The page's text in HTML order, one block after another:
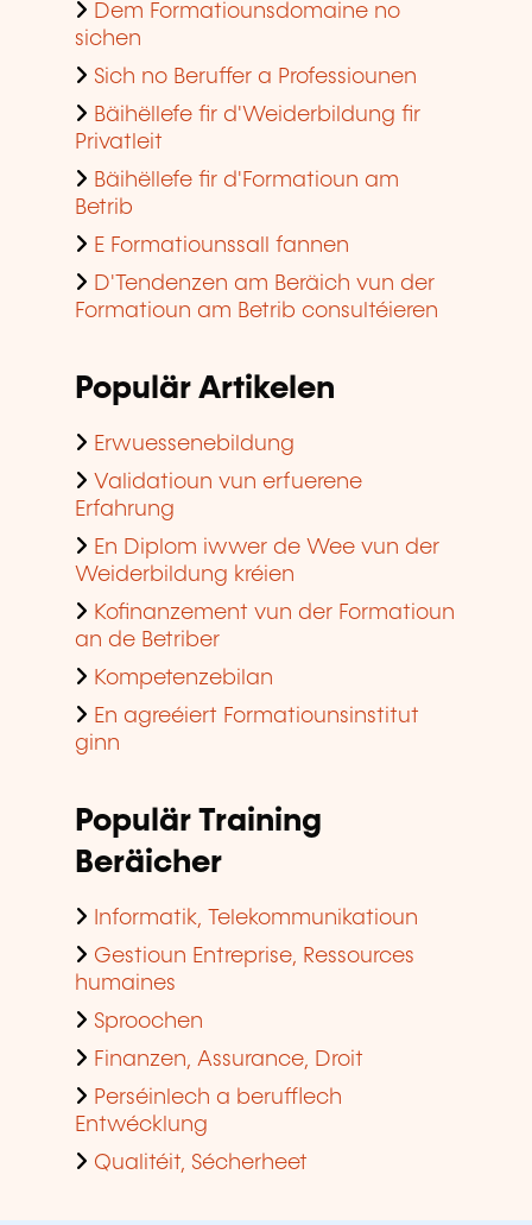
Dem Formatiounsdomaine no
sichen
Sich no Beruffer a Professiounen
Bäihëllefe fir d'Weiderbildung fir
Privatleit
Bäihëllefe fir d'Formatioun am
Betrib
E Formatiounssall fannen
D'Tendenzen am Beräich vun der
Formatioun am Betrib consultéieren
Populär Artikelen
Erwuessenebildung
Validatioun vun erfuerene
Erfahrung
En Diplom iwwer de Wee vun der
Weiderbildung kréien
Kofinanzement vun der Formatioun
an de Betriber
Kompetenzebilan
En agreéiert Formatiounsinstitut
ginn
Populär Training
Beräicher
Informatik, Telekommunikatioun
Gestioun Entreprise, Ressources
humaines
Sproochen
Finanzen, Assurance, Droit
Perséinlech a berufflech
Entwécklung
Qualitéit, Sécherheet